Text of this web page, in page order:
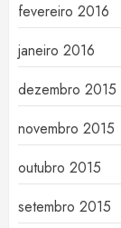
fevereiro 2016
janeiro 2016
dezembro 2015
novembro 2015
outubro 2015
setembro 2015